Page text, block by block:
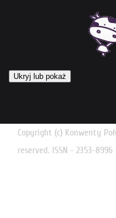
Ukryj lub pokaż
Copyright (c) Konwenty
reserved. ISSN - 2353-8996